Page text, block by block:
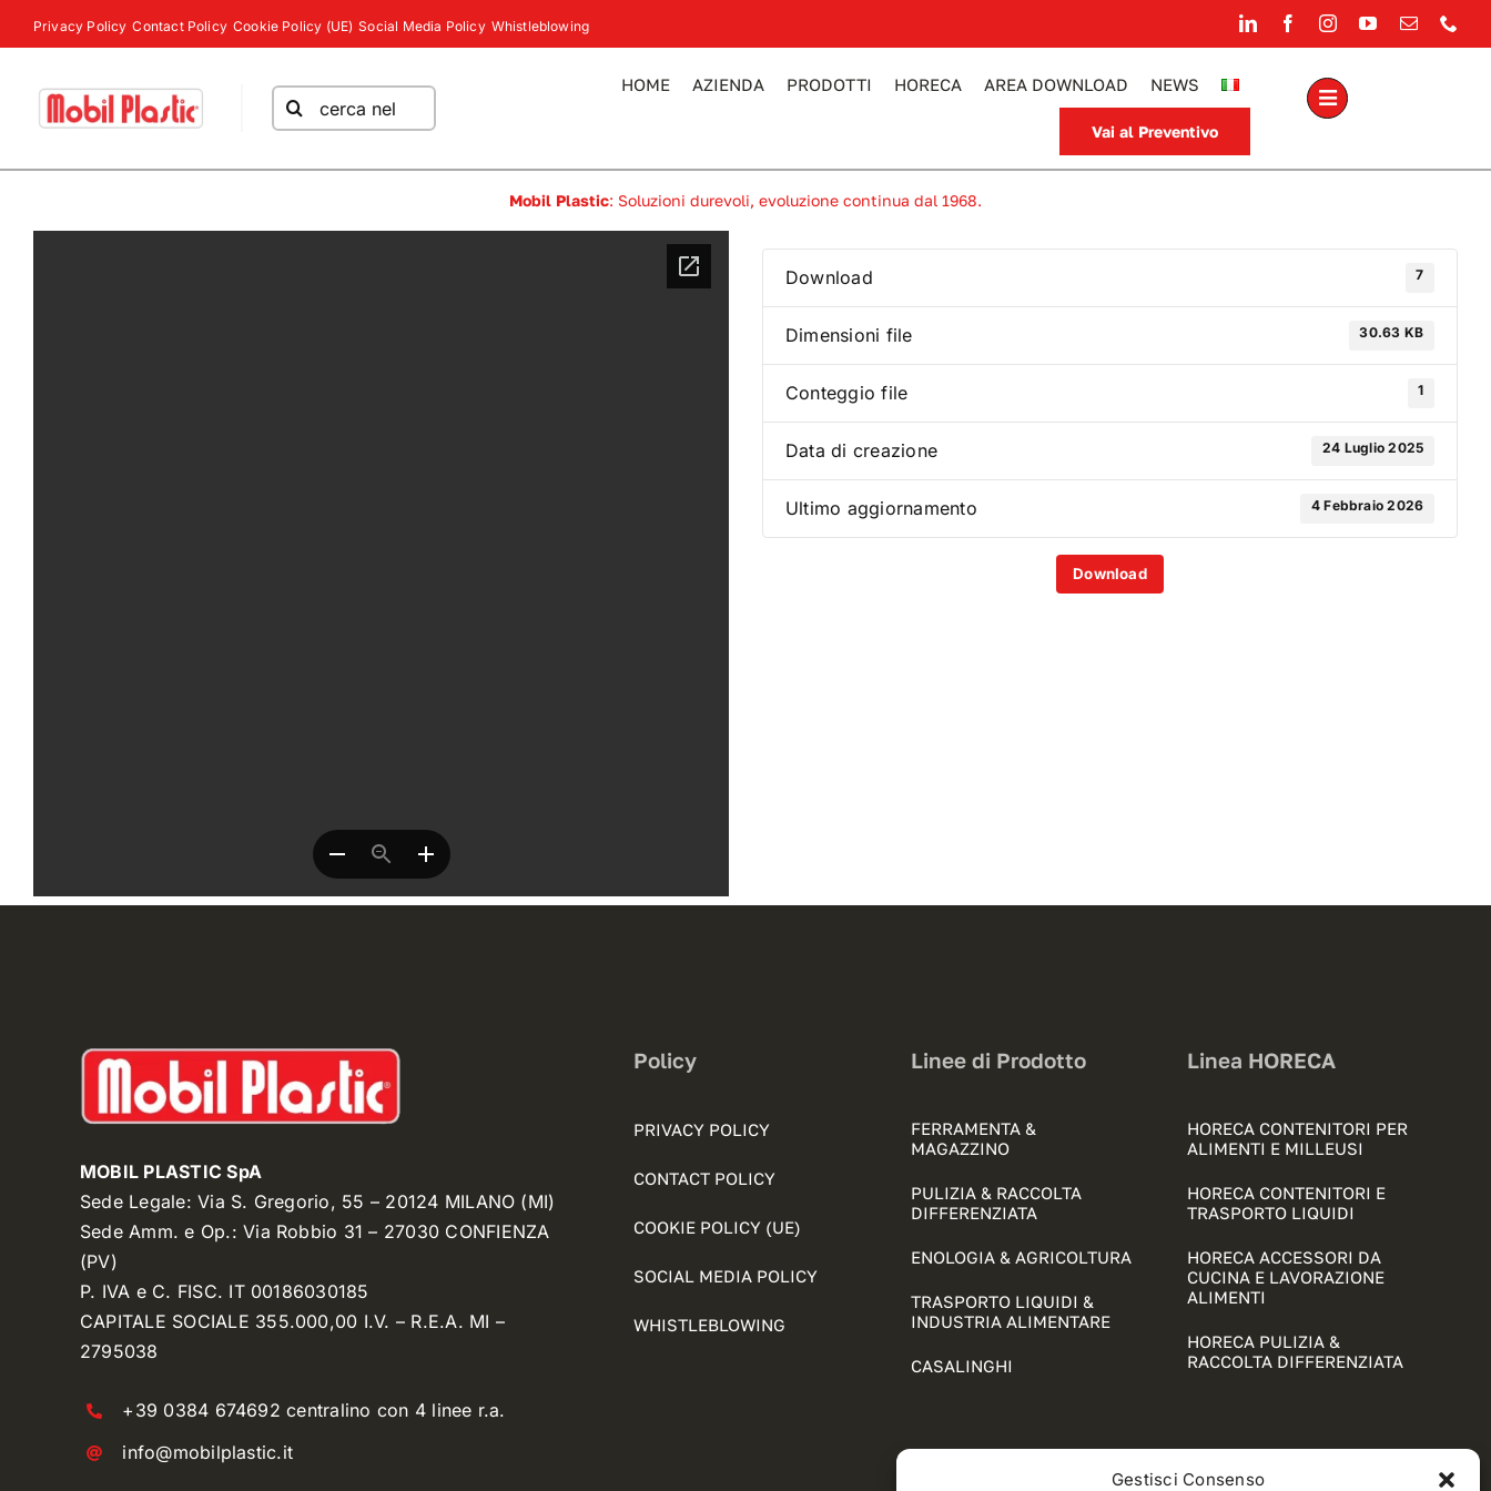
Gestisci Consenso
al
Privacy Policy Contact Policy Cookie Policy (UE) Social Media Policy Whistleblowing
Cerca
per:
HOME AZIENDA PRODOTTI HORECA AREA DOWNLOAD NEWS
Vai al Preventivo
Mobil Plastic: Soluzioni durevoli, evoluzione continua dal 1968.
Download 7
Dimensioni file 30.63 KB
Conteggio file 1
Data di creazione 24 Luglio 2025
Ultimo aggiornamento 4 Febbraio 2026
Download
MOBIL PLASTIC SpA
Sede Legale: Via S. Gregorio, 55 – 20124 MILANO (MI)
Sede Amm. e Op.: Via Robbio 31 – 27030 CONFIENZA
(PV)
P. IVA e C. FISC. IT 00186030185
CAPITALE SOCIALE 355.000,00 I.V. – R.E.A. MI –
2795038
+39 0384 674692 centralino con 4 linee r.a.
info@mobilplastic.it
Policy
PRIVACY POLICY
CONTACT POLICY
COOKIE POLICY (UE)
SOCIAL MEDIA POLICY
WHISTLEBLOWING
Linee di Prodotto
FERRAMENTA &
MAGAZZINO
PULIZIA & RACCOLTA
DIFFERENZIATA
ENOLOGIA & AGRICOLTURA
TRASPORTO LIQUIDI &
INDUSTRIA ALIMENTARE
CASALINGHI
Linea HORECA
HORECA CONTENITORI PER
ALIMENTI E MILLEUSI
HORECA CONTENITORI E
TRASPORTO LIQUIDI
HORECA ACCESSORI DA
CUCINA E LAVORAZIONE
ALIMENTI
HORECA PULIZIA &
RACCOLTA DIFFERENZIATA